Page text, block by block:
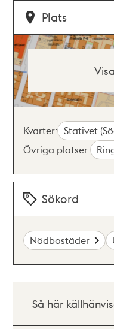
Plats
Kvarter: Stativet
Övriga platser:
Sökord
Nödbostäder
Så här